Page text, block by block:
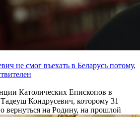
не смог въехать в Беларусь потому,
Католических Епископов в
Кондрусевич, которому 31
вернуться на Родину, на прошлой